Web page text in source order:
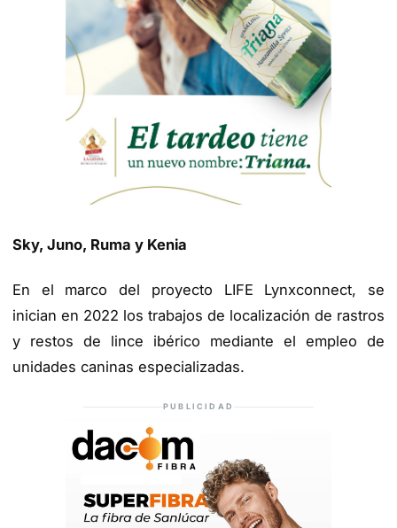
Sky, Juno, Ruma y Kenia
En el marco del proyecto LIFE Lynxconnect, se
inician en 2022 los trabajos de localización de rastros
y restos de lince ibérico mediante el empleo de
unidades caninas especializadas.
PUBLICIDAD